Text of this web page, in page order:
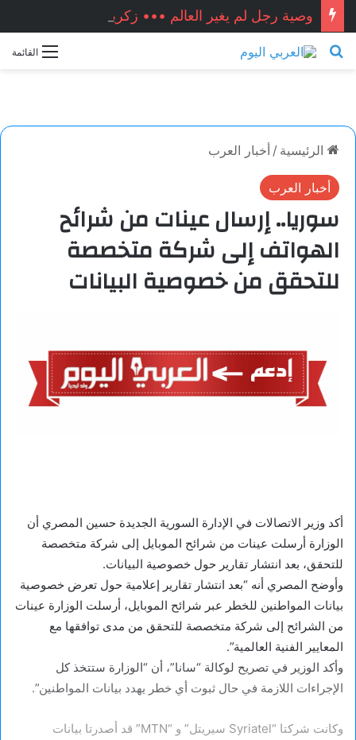
القائمة بحث عن
الرئيسية / أخبار العرب
أخبار العرب
سوريا.. إرسال عينات من شرائح
الهواتف إلى شركة متخصصة
للتحقق من خصوصية البيانات
أكد وزير الاتصالات في الإدارة السورية الجديدة حسين المصري أن
الوزارة أرسلت عينات من شرائح الموبايل إلى شركة متخصصة
للتحقق، بعد انتشار تقارير حول خصوصية البيانات.
وأوضح المصري أنه “بعد انتشار تقارير إعلامية حول تعرض خصوصية
بيانات المواطنين للخطر عبر شرائح الموبايل، أرسلت الوزارة عينات
من الشرائح إلى شركة متخصصة للتحقق من مدى توافقها مع
المعايير الفنية العالمية”.
وأكد الوزير في تصريح لوكالة “سانا”، أن “الوزارة ستتخذ كل
الإجراءات اللازمة في حال ثبوت أي خطر يهدد بيانات المواطنين”.
وكانت شركتا “Syriatel سيريتل” و “MTN” قد أصدرتا بيانات